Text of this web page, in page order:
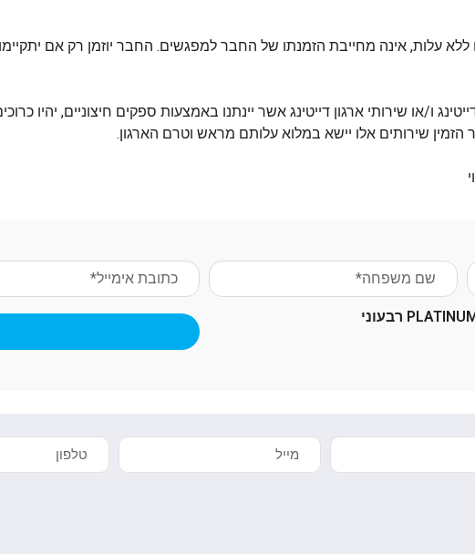
עלות, אינה מחייבת הזמנתו של החבר למפגשים. החבר יוזמן רק אם
ו/או שירותי ארגון דייטינג אשר יינתנו באמצעות ספקים חיצוניים, יהיו
שירותים אלו יישא במלוא עלותם מראש וטרם הארגון.